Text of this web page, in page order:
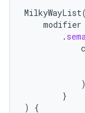
MilkyWayList(
modifier
.
)
}
)
{